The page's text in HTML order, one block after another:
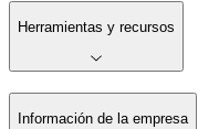
Herramientas y recursos
Información de la empresa